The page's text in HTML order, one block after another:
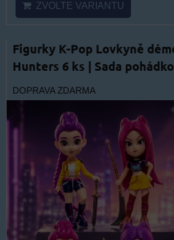
ZVOLTE VARIANTU
Figurky K-Pop Lovkyně
Hunters 6 ks | Sada
DOPRAVA ZDARMA